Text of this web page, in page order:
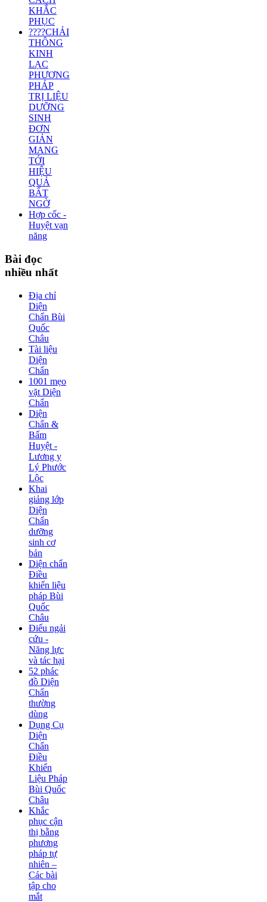
KHẮC
PHỤC
????CHẢI
THÔNG
KINH
LẠC
PHƯƠNG
PHÁP
TRỊ LIỆU
DƯỠNG
SINH
ĐƠN
GIẢN
MANG
TỚI
HIỆU
QUẢ
BẤT
NGỜ
Hợp cốc -
Huyệt vạn
năng
Bài đọc
nhiều nhất
Địa chỉ
Diện
Chẩn Bùi
Quốc
Châu
Tài liệu
Diện
Chẩn
1001 mẹo
vặt Diện
Chẩn
Diện
Chẩn &
Bấm
Huyệt -
Lương y
Lý Phước
Lộc
Khai
giảng lớp
Diện
Chẩn
dưỡng
sinh cơ
bản
Diện chẩn
Điều
khiển liệu
pháp Bùi
Quốc
Châu
Điếu ngải
cứu -
Năng lực
và tác hại
52 phác
đồ Diện
Chẩn
thường
dùng
Dụng Cụ
Diện
Chẩn
Điều
Khiển
Liệu Pháp
Bùi Quốc
Châu
Khắc
phục cận
thị bằng
phương
pháp tự
nhiên –
Các bài
tập cho
mắt